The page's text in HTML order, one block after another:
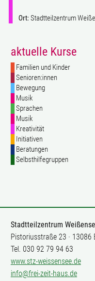
Ort: Stadtteilzentrum
aktuelle Kurse
Familien und Kinder
Senioren:innen
Bewegung
Musik
Sprachen
Musik
Kreativität
Initiativen
Beratungen
Selbsthilfegruppen
Stadtteilzentrum
Pistoriusstraße 23 · 13086
Tel. 030 92 79 94 63
www.stz-weissensee.de
info@frei-zeit-haus.de